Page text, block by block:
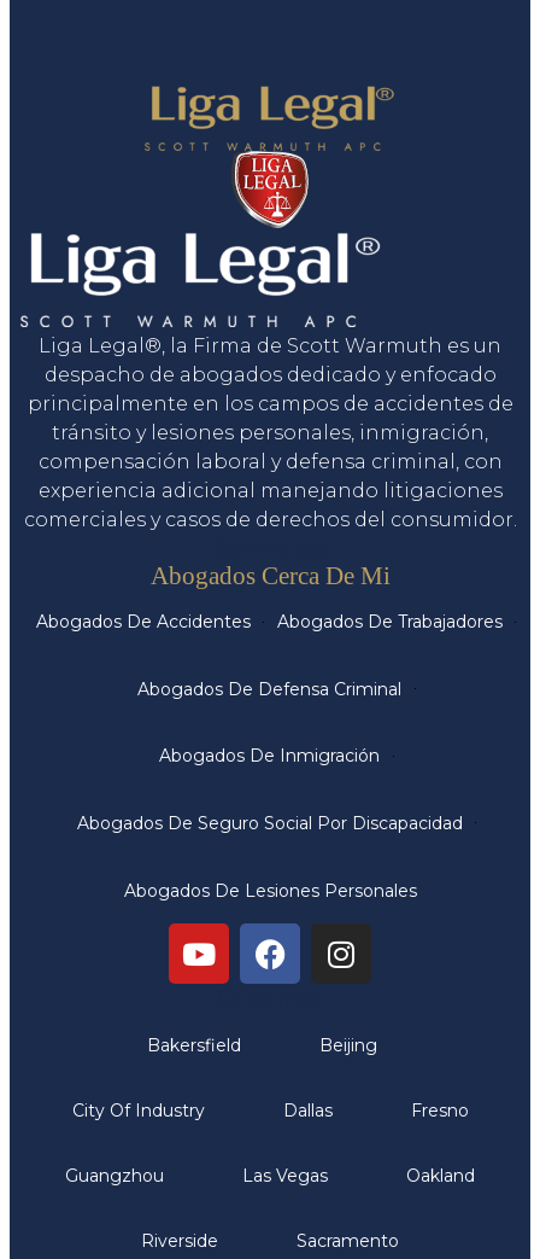
Liga Legal®, la Firma de Scott Warmuth es un
despacho de abogados dedicado y enfocado
principalmente en los campos de accidentes de
tránsito y lesiones personales, inmigración,
compensación laboral y defensa criminal, con
experiencia adicional manejando litigaciones
comerciales y casos de derechos del consumidor.
Abogados Cerca De Mi
Abogados De Accidentes Abogados De Trabajadores
Abogados De Defensa Criminal
Abogados De Inmigración
Abogados De Seguro Social Por Discapacidad
Abogados De Lesiones Personales
Bakersfield Beijing
City Of Industry Dallas Fresno
Guangzhou Las Vegas Oakland
Riverside Sacramento